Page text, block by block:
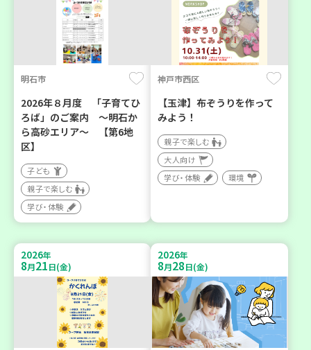
明石市
2026年８月度 「子育てひ
ろば」のご案内 ～明石か
ら高砂エリア～ 【第6地
区】
子ども
親子で楽しむ
学び・体験
神戸市西区
【玉津】布ぞうりを作って
みよう！
親子で楽しむ
大人向け
学び・体験
環境
2026年
8月21日(金)
2026年
8月28日(金)